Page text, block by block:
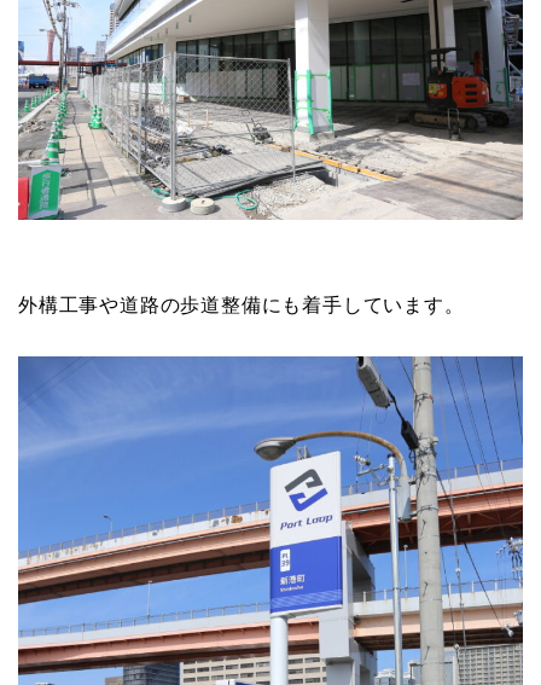
外構工事や道路の歩道整備にも着手しています。